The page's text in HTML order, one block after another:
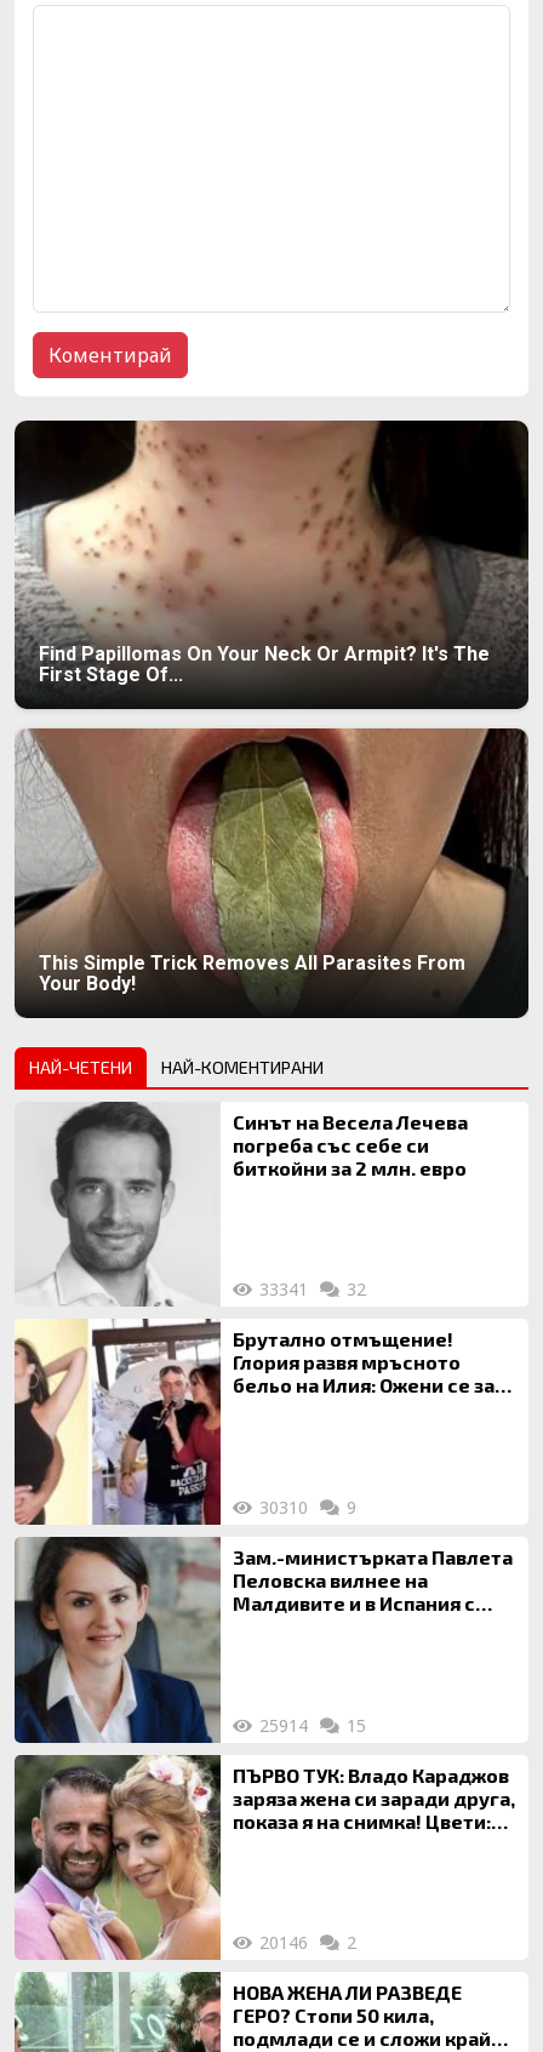
Find Papillomas On Your Neck Or Armpit? It's The
First Stage Of...
This Simple Trick Removes All Parasites From
Your Body!
НАЙ-ЧЕТЕНИ НАЙ-КОМЕНТИРАНИ
Синът на Весела Лечева
погреба със себе си
биткойни за 2 млн. евро
33341 32
Брутално отмъщение!
Глория развя мръсното
бельо на Илия: Ожени се за
30310 9
Зам.-министърката Павлета
Пеловска вилнее на
Малдивите и в Испания с
25914 15
ПЪРВО ТУК: Владо Караджов
заряза жена си заради друга,
показа я на снимка! Цвети:
20146 2
НОВА ЖЕНА ЛИ РАЗВЕДЕ
ГЕРО? Стопи 50 кила,
подмлади се и сложи край